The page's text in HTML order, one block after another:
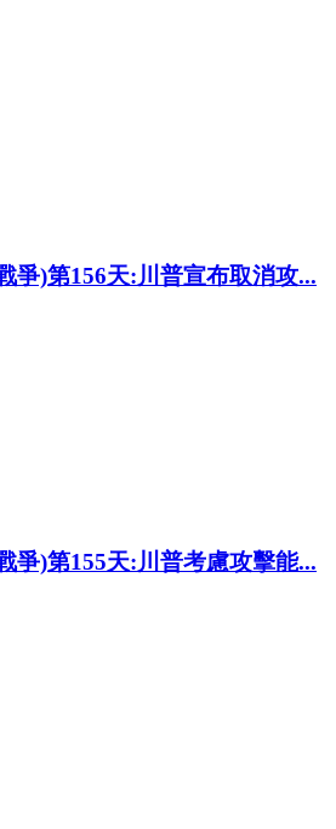
爭)第156天:川普宣布取消攻...
爭)第155天:川普考慮攻擊能...